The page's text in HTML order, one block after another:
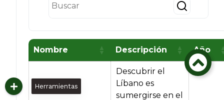
Nombre Descripción Año
Descubrir el
Líbano es
sumergirse en el
Herramientas